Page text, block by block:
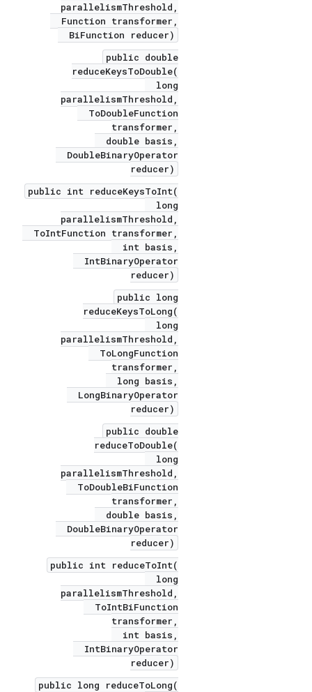
parallelismThreshold,
Function transformer,
BiFunction reducer)
public double
reduceKeysToDouble(
long
parallelismThreshold,
ToDoubleFunction
transformer,
double basis,
DoubleBinaryOperator
reducer)
public int reduceKeysToInt(
long
parallelismThreshold,
ToIntFunction transformer,
int basis,
IntBinaryOperator
reducer)
public long
reduceKeysToLong(
long
parallelismThreshold,
ToLongFunction
transformer,
long basis,
LongBinaryOperator
reducer)
public double
reduceToDouble(
long
parallelismThreshold,
ToDoubleBiFunction
transformer,
double basis,
DoubleBinaryOperator
reducer)
public int reduceToInt(
long
parallelismThreshold,
ToIntBiFunction
transformer,
int basis,
IntBinaryOperator
reducer)
public long reduceToLong(